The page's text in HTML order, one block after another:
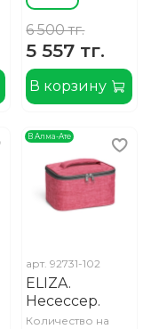
6 500 тг.
5 557 тг.
В корзину
В Алма-Ате
арт.92731-102
ELIZA.
Несессер.
Количество на